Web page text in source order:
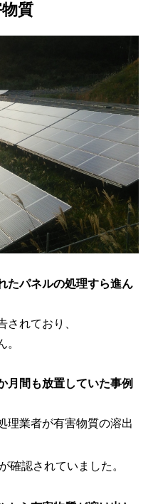
質
たパネルの処理すら進ん
されており、
月間も放置していた事例
理業者が有害物質の溶出
確認されていました。